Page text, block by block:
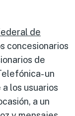
de
concesionarios
de
un
a los usuarios
a un